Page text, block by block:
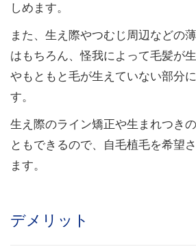
しめます。
また、生え際やつむじ周辺などの
はもちろん、怪我によって毛髪が
やもともと毛が生えていない部分
す。
生え際のライン矯正や生まれつき
ともできるので、自毛植毛を希望
ます。
デメリット